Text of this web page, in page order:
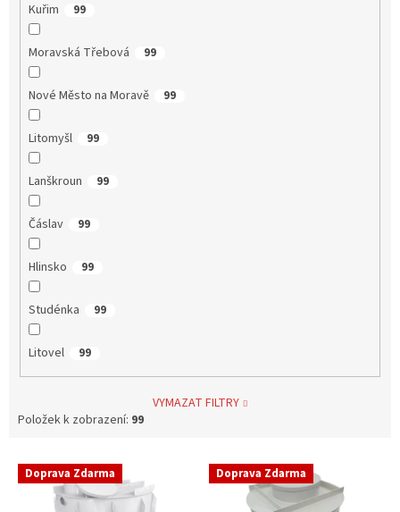
Kuřim 99
Moravská Třebová 99
Nové Město na Moravě 99
Litomyšl 99
Lanškroun 99
Čáslav 99
Hlinsko 99
Studénka 99
Litovel 99
VYMAZAT FILTRY
Položek k zobrazení: 99
V Doprava Zdarma Doprava Zdarma